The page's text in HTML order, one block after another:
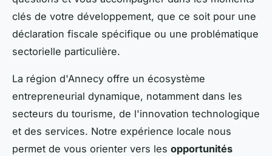
clés de votre développement, que ce soit pour une
déclaration fiscale spécifique ou une problématique
sectorielle particulière.
La région d'Annecy offre un écosystème
entrepreneurial dynamique, notamment dans les
secteurs du tourisme, de l'innovation technologique
et des services. Notre expérience locale nous
permet de vous orienter vers les opportunités